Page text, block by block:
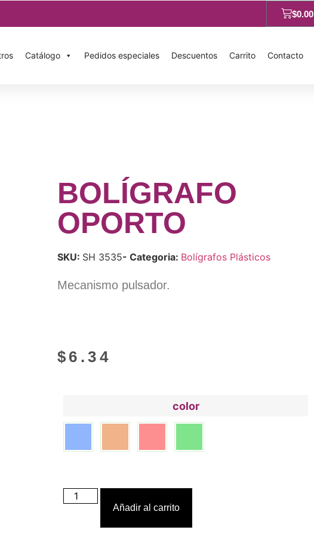
$0.00
Catálogo Pedidos especiales Descuentos Carrito Contacto
BOLÍGRAFO
OPORTO
SKU: SH 3535- Categoria: Bolígrafos Plásticos
Mecanismo pulsador.
$ 6.34
color
Añadir al carrito